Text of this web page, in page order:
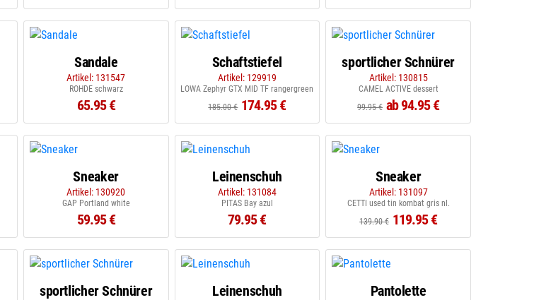
Sandale
Artikel: 131547
ROHDE schwarz
65.95 €
Schaftstiefel
Artikel: 129919
LOWA Zephyr GTX MID TF rangergreen
185.00 € 174.95 €
sportlicher Schnürer
Artikel: 130815
CAMEL ACTIVE dessert
99.95 € ab 94.95 €
Sneaker
Artikel: 130920
GAP Portland white
59.95 €
Leinenschuh
Artikel: 131084
PITAS Bay azul
79.95 €
Sneaker
Artikel: 131097
CETTI used tin kombat gris nl.
139.90 € 119.95 €
sportlicher Schnürer Leinenschuh Pantolette